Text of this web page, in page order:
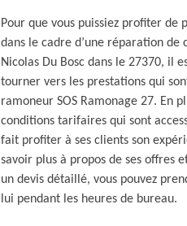
Pour que vous puissiez profiter de
dans le cadre d’une réparation de
Nicolas Du Bosc dans le 27370, il
tourner vers les prestations qui
ramoneur SOS Ramonage 27. En
conditions tarifaires qui sont
fait profiter à ses clients son
savoir plus à propos de ses offres
un devis détaillé, vous pouvez
lui pendant les heures de bureau.